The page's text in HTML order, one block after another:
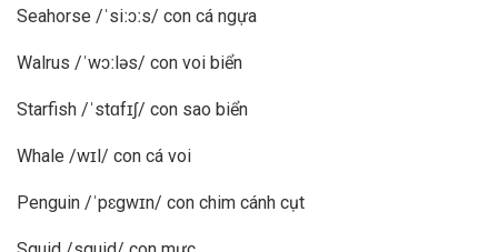
Seahorse /ˈsiːɔːs/ con cá ngựa
Walrus /ˈwɔːləs/ con voi biển
Starfish /ˈstɑfɪʃ/ con sao biển
Whale /wɪl/ con cá voi
Penguin /ˈpɛgwɪn/ con chim cánh cụt